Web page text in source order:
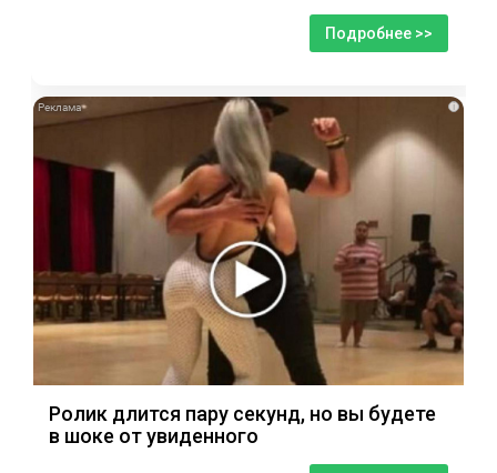
Подробнее >>
i
Ролик длится пару секунд, но вы будете
в шоке от увиденного